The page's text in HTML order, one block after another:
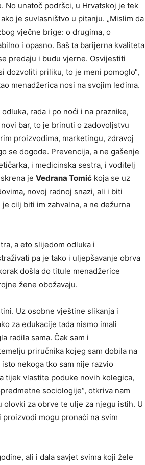
No unatoč podršci, u Hrvatskoj je tek
je suvlasništvo u pitanju. „Mislim da
vječne brige: o drugima, o
i opasno. Baš ta barijerna kvaliteta
predaju i budu vjerne. Osvijestiti
dozvoliti priliku, to je meni pomoglo“,
menadžerica nosi na svojim leđima.
rada i po noći i na praznike,
bar, to je brinuti o zadovoljstvu
proizvodima, marketingu, zdravoj
se dogode. Prevencija, a ne gašenje
i medicinska sestra, i voditelj
je Vedrana Tomić koja se uz
novoj radnoj snazi, ali i biti
cilj biti im zahvalna, a ne dežurna
a eto slijedom odluka i
pa je tako i uljepšavanje obrva
došla do titule menadžerice
žene obožavaju.
Uz osobne vještine slikanja i
za edukacije tada nismo imali
radila sama. Čak sam i
priručnika kojeg sam dobila na
nekoga tko sam nije razvio
tijek vlastite poduke novih kolegica,
sociologije“, otkriva nam
za obrve te ulje za njegu istih. U
mogu pronaći na svim
ali i dala savjet svima koji žele